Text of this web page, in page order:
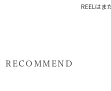
シャツ
REELはま
RECOMMEND